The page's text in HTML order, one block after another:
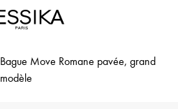
Bague Move Romane pavée, grand
modèle